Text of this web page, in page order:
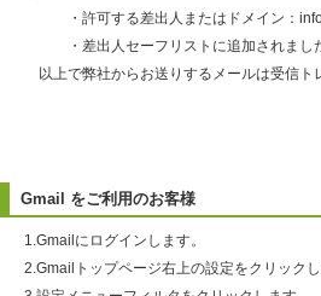
・許可する差出人またはドメイン：
・差出人セーフリストに追加されました
以上で弊社からお送りするメールは受信ト
Gmail をご利用のお客様
1.Gmailにログインします。
2.Gmailトップページ右上の設定をクリックし